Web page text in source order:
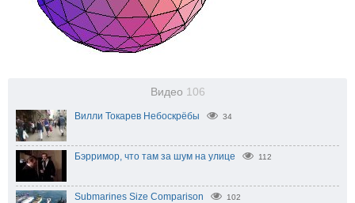
Видео 106
Вилли Токарев Небоскрёбы 34
Бэрримор, что там за шум на улице 112
Submarines Size Comparison 102